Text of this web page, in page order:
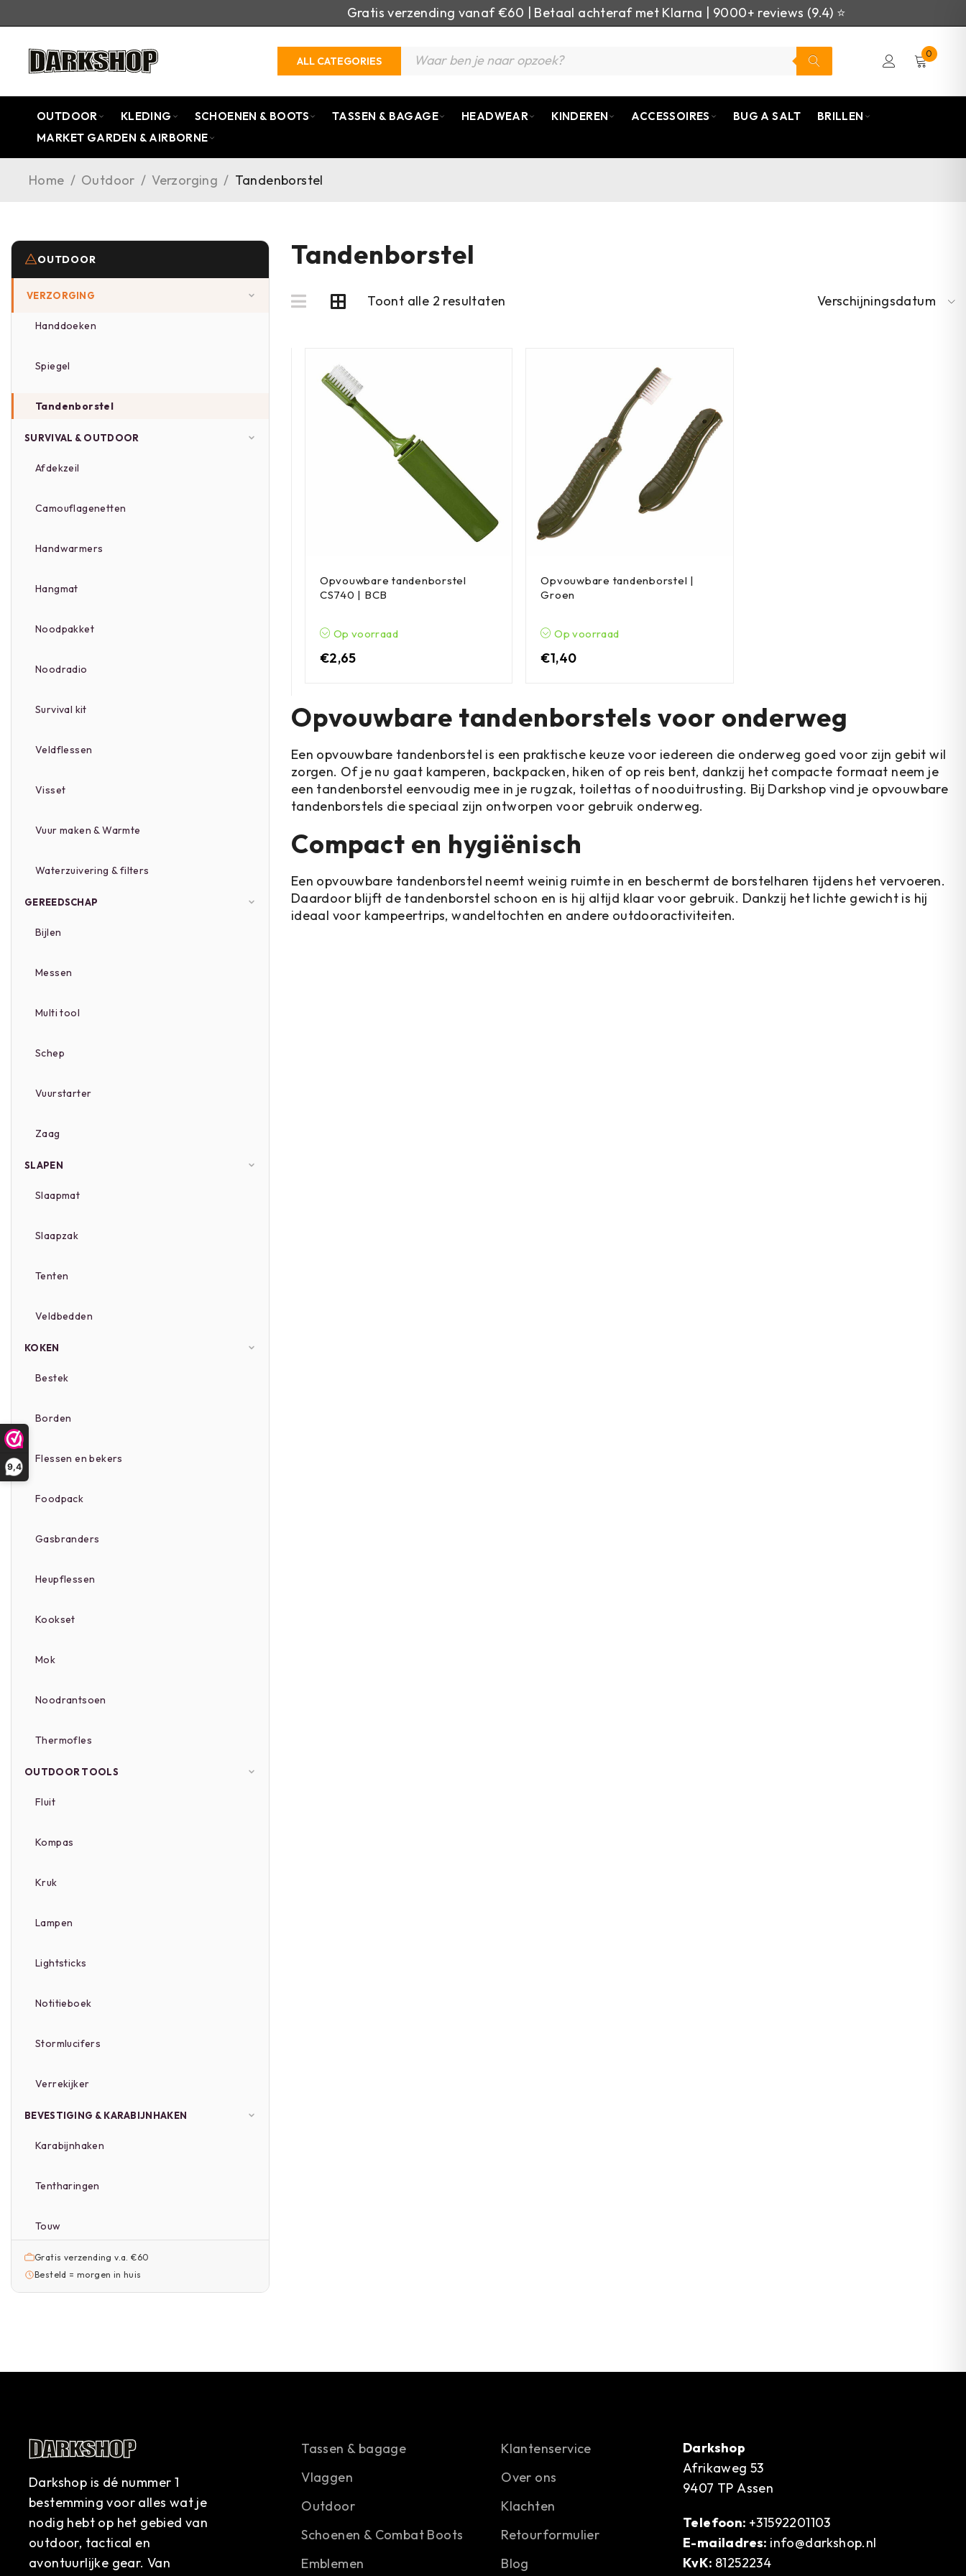
9,4
Gratis verzending vanaf €60 | Betaal achteraf met Klarna | 9000+ reviews (9.4) ⭐
ALL CATEGORIES
0
OUTDOOR KLEDING SCHOENEN & BOOTS TASSEN & BAGAGE HEADWEAR KINDEREN ACCESSOIRES BUG A SALT
BRILLEN
MARKET GARDEN & AIRBORNE
Home / Outdoor / Verzorging / Tandenborstel
OUTDOOR
VERZORGING
Handdoeken
Spiegel
Tandenborstel
SURVIVAL & OUTDOOR
Afdekzeil
Camouflagenetten
Handwarmers
Hangmat
Noodpakket
Noodradio
Survival kit
Veldflessen
Visset
Vuur maken & Warmte
Waterzuivering & filters
GEREEDSCHAP
Bijlen
Messen
Multi tool
Schep
Vuurstarter
Zaag
SLAPEN
Slaapmat
Slaapzak
Tenten
Veldbedden
KOKEN
Bestek
Borden
Flessen en bekers
Foodpack
Gasbranders
Heupflessen
Kookset
Mok
Noodrantsoen
Thermofles
OUTDOOR TOOLS
Fluit
Kompas
Kruk
Lampen
Lightsticks
Notitieboek
Stormlucifers
Verrekijker
BEVESTIGING & KARABIJNHAKEN
Karabijnhaken
Tentharingen
Touw
Gratis verzending v.a. €60
Besteld = morgen in huis
Tandenborstel
Toont alle 2 resultaten Verschijningsdatum
Opvouwbare tandenborstel
CS740 | BCB
Op voorraad
€2,65
Opvouwbare tandenborstel |
Groen
Op voorraad
€1,40
Opvouwbare tandenborstels voor onderweg
Een opvouwbare tandenborstel is een praktische keuze voor iedereen die onderweg goed voor zijn gebit wil
zorgen. Of je nu gaat kamperen, backpacken, hiken of op reis bent, dankzij het compacte formaat neem je
een tandenborstel eenvoudig mee in je rugzak, toilettas of nooduitrusting. Bij Darkshop vind je opvouwbare
tandenborstels die speciaal zijn ontworpen voor gebruik onderweg.
Compact en hygiënisch
Een opvouwbare tandenborstel neemt weinig ruimte in en beschermt de borstelharen tijdens het vervoeren.
Daardoor blijft de tandenborstel schoon en is hij altijd klaar voor gebruik. Dankzij het lichte gewicht is hij
ideaal voor kampeertrips, wandeltochten en andere outdooractiviteiten.
Darkshop is dé nummer 1
bestemming voor alles wat je
nodig hebt op het gebied van
outdoor, tactical en
avontuurlijke gear. Van
Tassen & bagage
Vlaggen
Outdoor
Schoenen & Combat Boots
Emblemen
Klantenservice
Over ons
Klachten
Retourformulier
Blog
Darkshop
Afrikaweg 53
9407 TP Assen
Telefoon: +31592201103
E-mailadres: info@darkshop.nl
KvK: 81252234